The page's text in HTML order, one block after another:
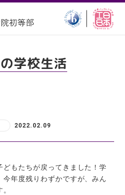
学校生活
2022.02.09
もたちが戻ってきました！学
年度残りわずかですが、みん